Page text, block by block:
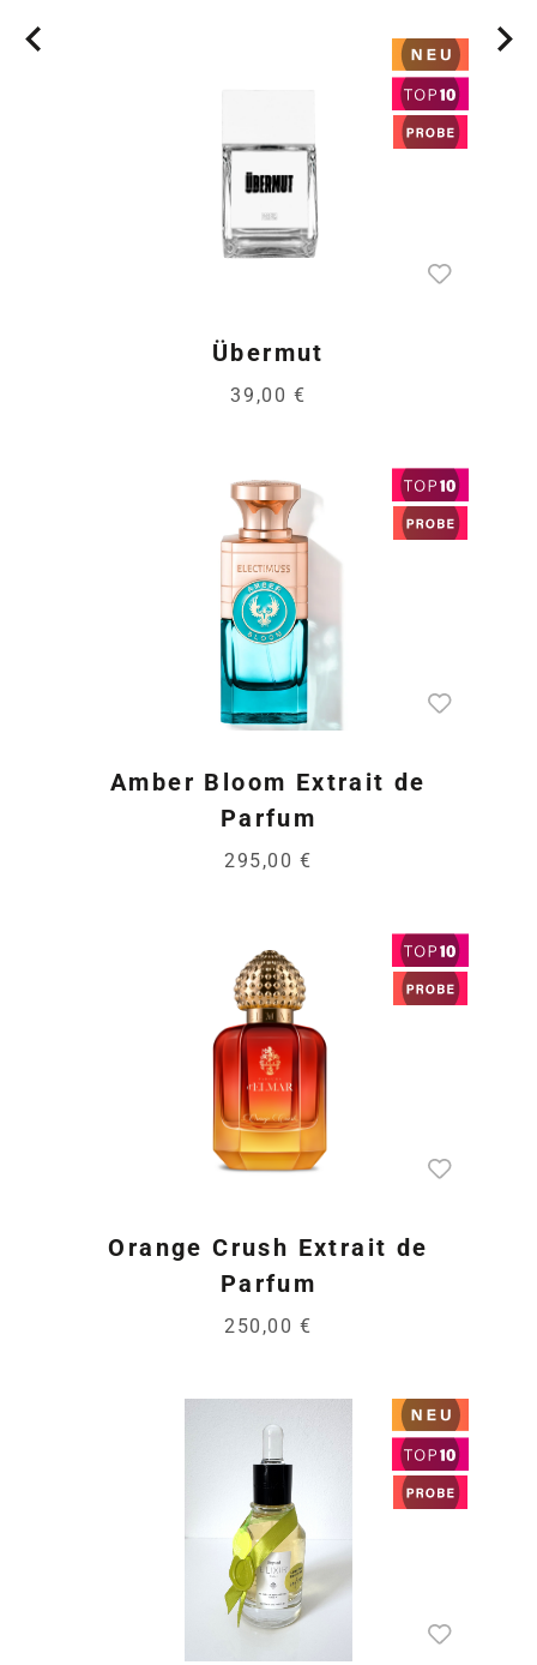
Übermut
39,00 €
Amber Bloom Extrait de
Parfum
295,00 €
Orange Crush Extrait de
Parfum
250,00 €